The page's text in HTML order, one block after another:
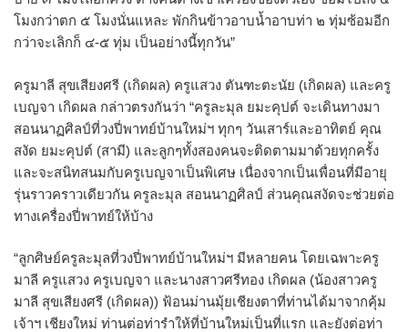
โมงกว่าตก ๕ โมงนั่นแหละ พักกินข้าวอาบน้ำอาบท่า ๒ ทุ่มซ้อมอีก
กว่าจะเลิกก็ ๔-๕ ทุ่ม เป็นอย่างนี้ทุกวัน”
ครูมาลี สุขเสียงศรี (เกิดผล) ครูแสวง ตันฑะตะนัย (เกิดผล) และครู
เบญจา เกิดผล กล่าวตรงกันว่า “ครูละมุล ยมะคุปต์ จะเดินทางมา
สอนนาฏศิลป์ที่วงปี่พาทย์บ้านใหม่ฯ ทุกๆ วันเสาร์และอาทิตย์ คุณ
สงัด ยมะคุปต์ (สามี) และลูกๆทั้งสองคนจะติดตามมาด้วยทุกครั้ง
และจะสนิทสนมกับครูเบญจาเป็นพิเศษ เนื่องจากเป็นเพื่อนที่มีอายุ
รุ่นราวคราวเดียวกัน ครูละมุล สอนนาฏศิลป์ ส่วนคุณสงัดจะช่วยต่อ
ทางเครื่องปี่พาทย์ให้บ้าง
“ลูกศิษย์ครูละมุลที่วงปี่พาทย์บ้านใหม่ฯ มีหลายคน โดยเฉพาะครู
มาลี ครูแสวง ครูเบญจา และนางสาวศรีทอง เกิดผล (น้องสาวครู
มาลี สุขเสียงศรี (เกิดผล)) ฟ้อนม่านมุ้ยเชียงตาที่ท่านได้มาจากคุ้ม
เจ้าฯ เชียงใหม่ ท่านต่อท่ารำให้ที่บ้านใหม่เป็นที่แรก และยังต่อท่า